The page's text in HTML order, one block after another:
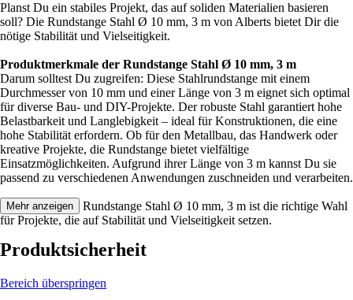
Planst Du ein stabiles Projekt, das auf soliden Materialien basieren
soll? Die Rundstange Stahl Ø 10 mm, 3 m von Alberts bietet Dir die
nötige Stabilität und Vielseitigkeit.
Produktmerkmale der Rundstange Stahl Ø 10 mm, 3 m
Darum solltest Du zugreifen: Diese Stahlrundstange mit einem
Durchmesser von 10 mm und einer Länge von 3 m eignet sich optimal
für diverse Bau- und DIY-Projekte. Der robuste Stahl garantiert hohe
Belastbarkeit und Langlebigkeit – ideal für Konstruktionen, die eine
hohe Stabilität erfordern. Ob für den Metallbau, das Handwerk oder
kreative Projekte, die Rundstange bietet vielfältige
Einsatzmöglichkeiten. Aufgrund ihrer Länge von 3 m kannst Du sie
passend zu verschiedenen Anwendungen zuschneiden und verarbeiten.
Festgezurrt: Die Rundstange Stahl Ø 10 mm, 3 m ist die richtige Wahl
für Projekte, die auf Stabilität und Vielseitigkeit setzen.
Mehr anzeigen
Produktsicherheit
Bereich überspringen